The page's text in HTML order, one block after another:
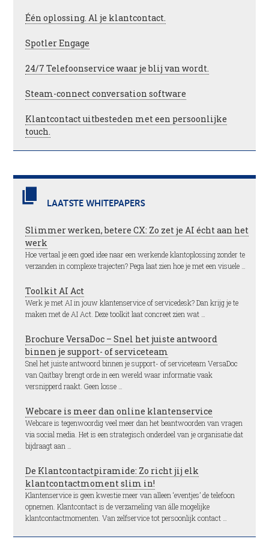
Één oplossing. Al je klantcontact.
Spotler Engage
24/7 Telefoonservice waar je blij van wordt.
Steam-connect conversation software
Klantcontact uitbesteden met een persoonlijke
touch.
LAATSTE WHITEPAPERS
Slimmer werken, betere CX: Zo zet je AI écht aan het
werk
Hoe vertaal je een goed idee naar een werkende klantoplossing zonder te
verzanden in complexe trajecten? Pega laat zien hoe je met een visuele …
Toolkit AI Act
Werk je met AI in jouw klantenservice of servicedesk? Dan krijg je te
maken met de AI Act. Deze toolkit laat concreet zien wat …
Brochure VersaDoc – Snel het juiste antwoord
binnen je support- of serviceteam
Snel het juiste antwoord binnen je support- of serviceteam VersaDoc
van Qaitbay brengt orde in een wereld waar informatie vaak
versnipperd raakt. Geen losse …
Webcare is meer dan online klantenservice
Webcare is tegenwoordig veel meer dan het beantwoorden van vragen
via social media. Het is een strategisch onderdeel van je organisatie dat
bijdraagt aan …
De Klantcontactpiramide: Zo richt jij elk
klantcontactmoment slim in!
Klantenservice is geen kwestie meer van alleen ‘eventjes’ de telefoon
opnemen. Klantcontact is de verzameling van álle mogelijke
klantcontactmomenten. Van zelfservice tot persoonlijk contact …